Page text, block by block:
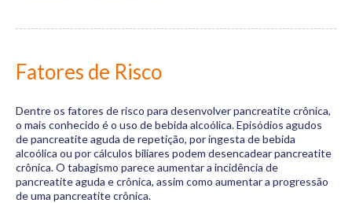
Fatores de Risco
Dentre os fatores de risco para desenvolver pancreatite crônica,
o mais conhecido é o uso de bebida alcoólica. Episódios agudos
de pancreatite aguda de repetição, por ingesta de bebida
alcoólica ou por cálculos biliares podem desencadear pancreatite
crônica. O tabagismo parece aumentar a incidência de
pancreatite aguda e crônica, assim como aumentar a progressão
de uma pancreatite crônica.